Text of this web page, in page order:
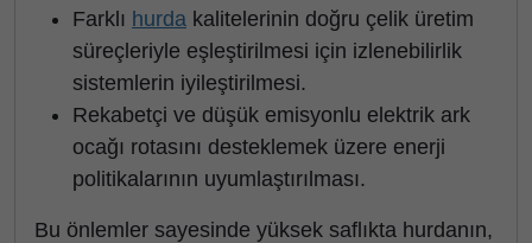
Farklı hurda kalitelerinin doğru çelik üretim
süreçleriyle eşleştirilmesi için izlenebilirlik
sistemlerin iyileştirilmesi.
Rekabetçi ve düşük emisyonlu elektrik ark
ocağı rotasını desteklemek üzere enerji
politikalarının uyumlaştırılması.
Bu önlemler sayesinde yüksek saflıkta hurdanın,